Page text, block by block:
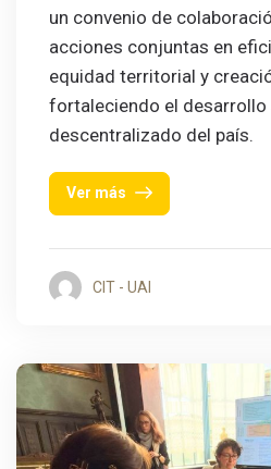
un convenio de
acciones conjuntas en
equidad territorial y
fortaleciendo el desarrollo
descentralizado del país.
Ver más
CIT - UAI